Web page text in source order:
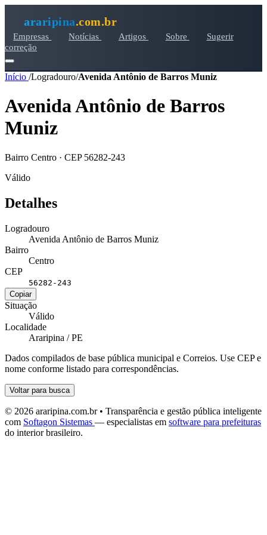
araripina.com.br
Empresas Notícias Artigos Sobre
Sugerir
correção
Início /Logradouro/Avenida Antônio de Barros Muniz
Avenida Antônio de Barros
Muniz
Bairro Centro · CEP 56282-243
Válido
Detalhes
Logradouro
Avenida Antônio de Barros Muniz
Bairro
Centro
CEP
56282-243
Copiar
Situação
Válido
Localidade
Araripina / PE
Dados compilados de base pública municipal e Correios. Use CEP e
nome conforme listado para correspondências.
Voltar para busca
© 2026 araripina.com.br • Transparência e gestão pública inteligente
com Softagon Sistemas — especialistas em software para prefeituras
do interior brasileiro.